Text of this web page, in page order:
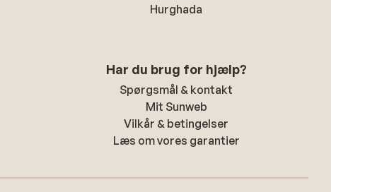
Hurghada
Har du brug for hjælp?
Spørgsmål & kontakt
Mit Sunweb
Vilkår & betingelser
Læs om vores garantier